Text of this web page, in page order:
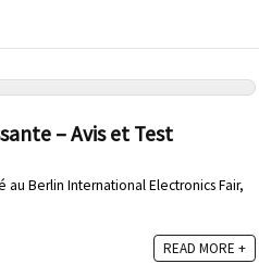
– Avis et Test
Berlin International Electronics Fair,
READ MORE +